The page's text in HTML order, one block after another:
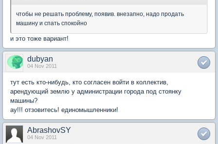
чтобы не решать проблему, появив. внезапно, надо продать
машину и спать спокойно
и это тоже вариант!
dubyan
04 Nov 2011
тут есть кто-нибудь, кто согласен войти в коллектив,
арендующий землю у администрации города под стоянку
машины?
ау!!! отзовитесь! единомышленники!
AbrashovSY
04 Nov 2011